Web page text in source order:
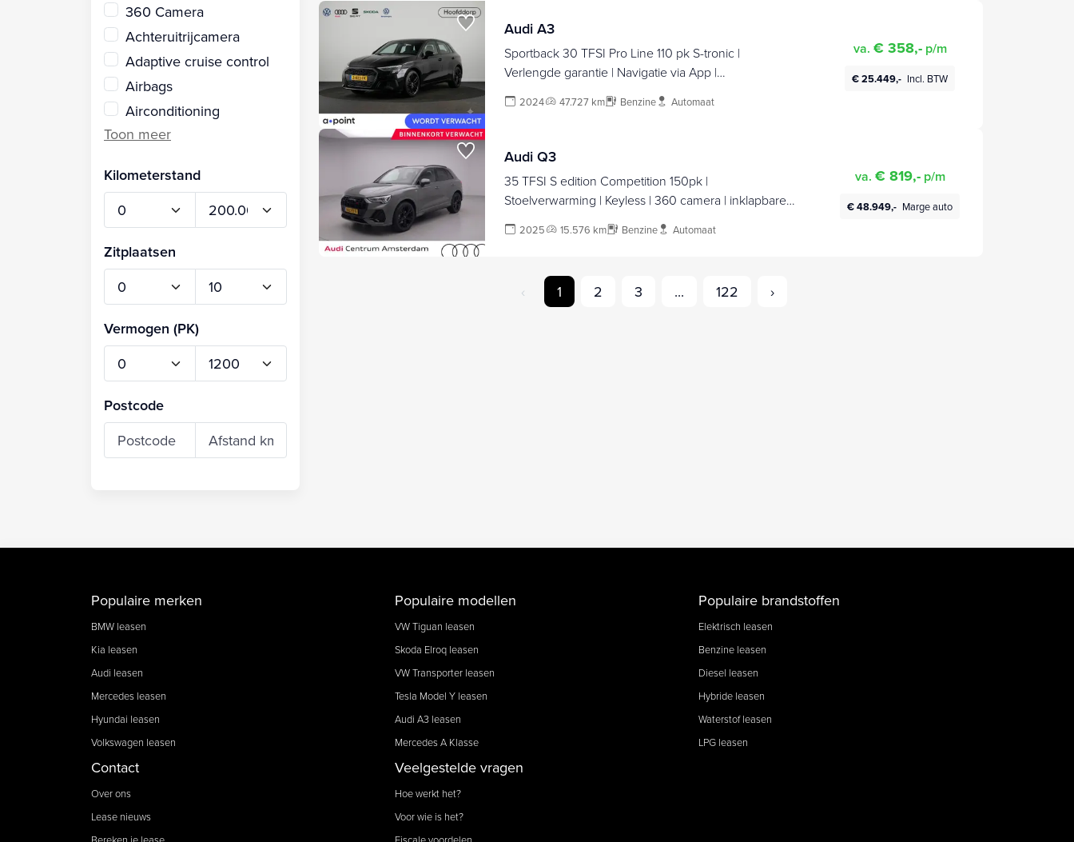
360 Camera
Achteruitrijcamera
Adaptive cruise control
Airbags
Airconditioning
Kilometerstand
Zitplaatsen
Vermogen (PK)
Postcode
Audi A3
Sportback 30 TFSI Pro Line 110 pk S-tronic |
Verlengde garantie | Navigatie via App |
2024 47.727 km Benzine Automaat
va. € 358,- p/m
€ 25.449,- Incl. BTW
Audi Q3
35 TFSI S edition Competition 150pk |
Stoelverwarming | Keyless | 360 camera | inklapbare
2025 15.576 km Benzine Automaat
va. € 819,- p/m
€ 48.949,- Marge auto
‹ 1 2 3 ... 122 ›
Populaire merken
BMW leasen
Kia leasen
Audi leasen
Mercedes leasen
Hyundai leasen
Volkswagen leasen
Populaire modellen
VW Tiguan leasen
Skoda Elroq leasen
VW Transporter leasen
Tesla Model Y leasen
Audi A3 leasen
Mercedes A Klasse
Populaire brandstoffen
Elektrisch leasen
Benzine leasen
Diesel leasen
Hybride leasen
Waterstof leasen
LPG leasen
Contact
Over ons
Lease nieuws
Veelgestelde vragen
Hoe werkt het?
Voor wie is het?